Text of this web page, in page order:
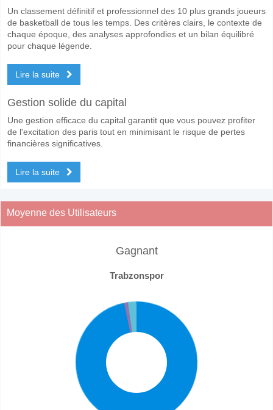
Un classement définitif et professionnel des 10 plus grands joueurs
de basketball de tous les temps. Des critères clairs, le contexte de
chaque époque, des analyses approfondies et un bilan équilibré
pour chaque légende.
Lire la suite
Gestion solide du capital
Une gestion efficace du capital garantit que vous pouvez profiter
de l'excitation des paris tout en minimisant le risque de pertes
financières significatives.
Lire la suite
Moyenne des Utilisateurs
Gagnant
Trabzonspor